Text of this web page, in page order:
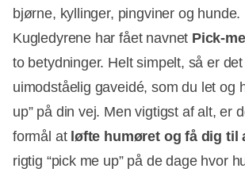
bjørne, kyllinger, pingviner og hunde.
Kugledyrene har fået navnet Pick-
to betydninger. Helt simpelt, så er
uimodståelig gaveidé, som du let og
up” på din vej. Men vigtigst af alt, er
formål at løfte humøret og få dig til
rigtig “pick me up” på de dage hvor